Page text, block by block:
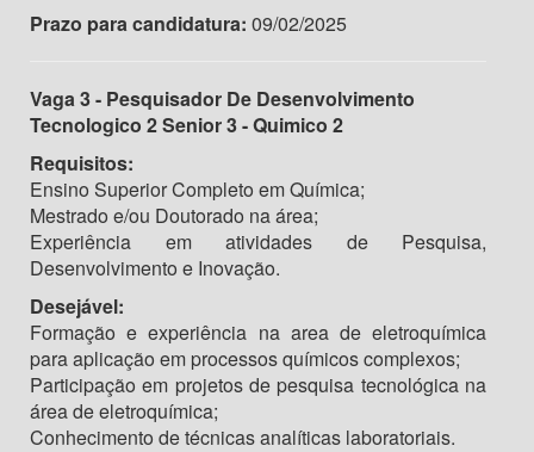
Prazo para candidatura: 09/02/2025
Vaga 3 - Pesquisador De Desenvolvimento
Tecnologico 2 Senior 3 - Quimico 2
Requisitos:
Ensino Superior Completo em Química;
Mestrado e/ou Doutorado na área;
Experiência em atividades de Pesquisa,
Desenvolvimento e Inovação.
Desejável:
Formação e experiência na area de eletroquímica
para aplicação em processos químicos complexos;
Participação em projetos de pesquisa tecnológica na
área de eletroquímica;
Conhecimento de técnicas analíticas laboratoriais.